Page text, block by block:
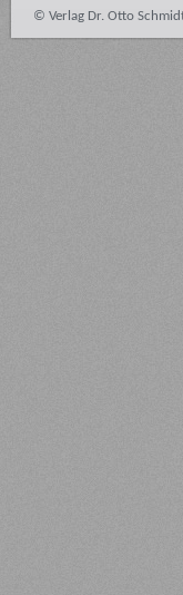
© Verlag Dr. Otto